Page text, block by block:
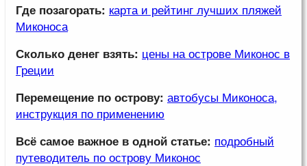
Где позагорать: карта и рейтинг лучших пляжей
Миконоса
Сколько денег взять: цены на острове Миконос в
Греции
Перемещение по острову: автобусы Миконоса,
инструкция по применению
Всё самое важное в одной статье: подробный
путеводитель по острову Миконос